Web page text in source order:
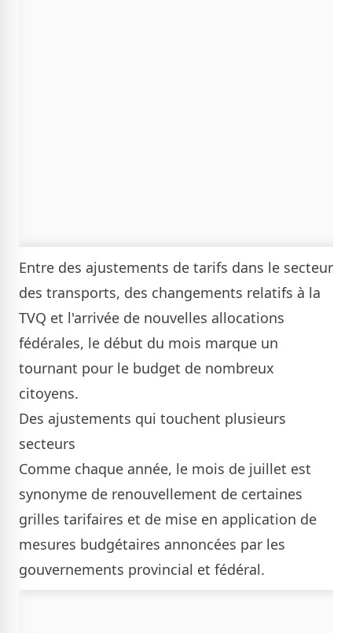
Entre des ajustements de tarifs dans le secteur
des transports, des changements relatifs à la
TVQ et l'arrivée de nouvelles allocations
fédérales, le début du mois marque un
tournant pour le budget de nombreux
citoyens.
Des ajustements qui touchent plusieurs
secteurs
Comme chaque année, le mois de juillet est
synonyme de renouvellement de certaines
grilles tarifaires et de mise en application de
mesures budgétaires annoncées par les
gouvernements provincial et fédéral.